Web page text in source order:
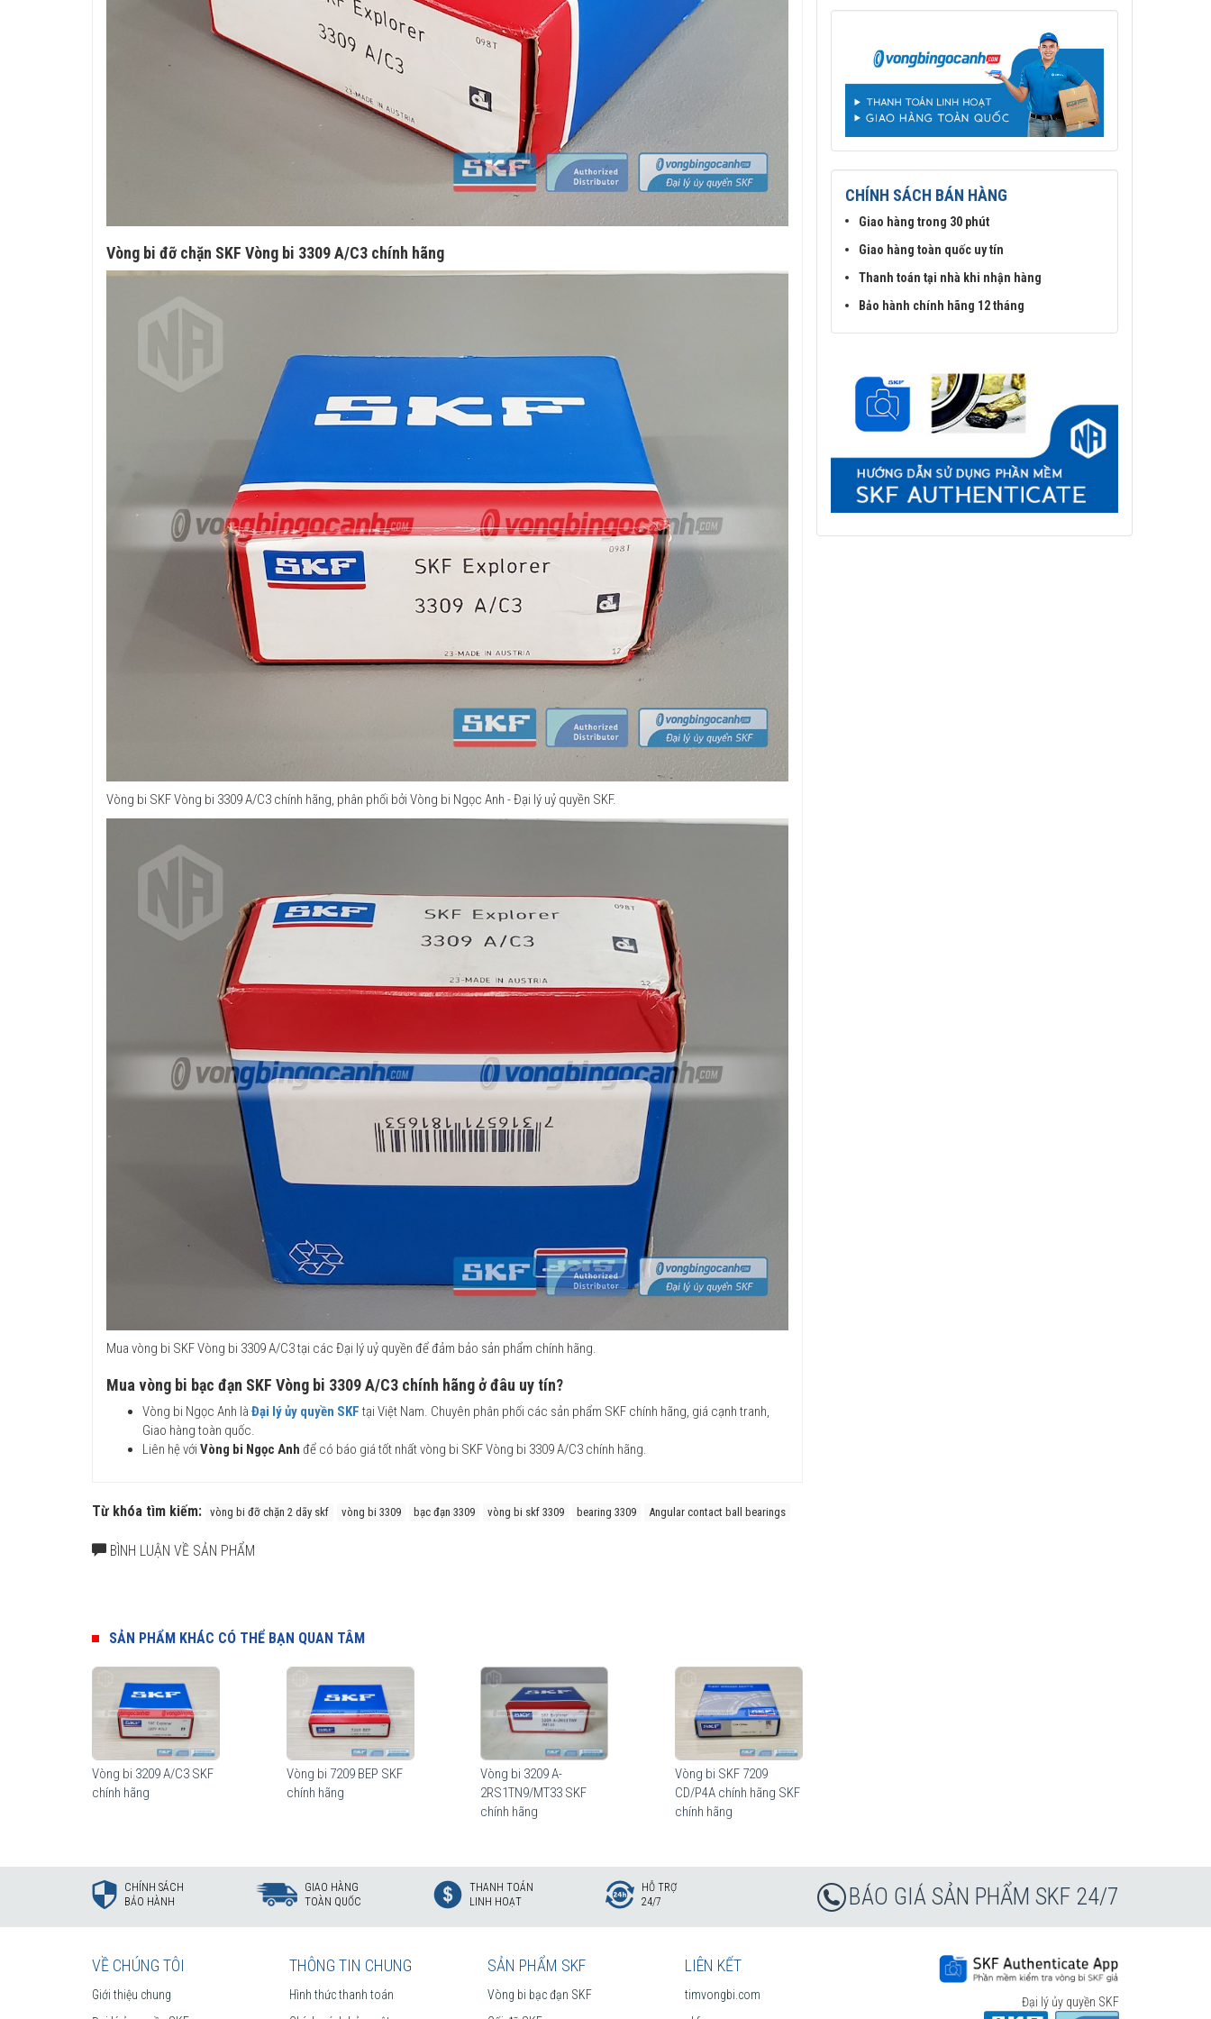
Vòng bi đỡ chặn SKF Vòng bi 3309 A/C3 chính hãng
Vòng bi SKF Vòng bi 3309 A/C3 chính hãng, phân phối bởi Vòng bi Ngọc Anh - Đại lý uỷ quyền SKF.
Mua vòng bi SKF Vòng bi 3309 A/C3 tại các Đại lý uỷ quyền để đảm bảo sản phẩm chính hãng.
Mua vòng bi bạc đạn SKF Vòng bi 3309 A/C3 chính hãng ở đâu uy tín?
Vòng bi Ngọc Anh là Đại lý ủy quyền SKF tại Việt Nam. Chuyên phân phối các sản phẩm SKF chính hãng, giá cạnh tranh,
Giao hàng toàn quốc.
Liên hệ với Vòng bi Ngọc Anh để có báo giá tốt nhất vòng bi SKF Vòng bi 3309 A/C3 chính hãng.
Từ khóa tìm kiếm: vòng bi đỡ chặn 2 dãy skf vòng bi 3309 bạc đạn 3309 vòng bi skf 3309 bearing 3309 Angular contact ball bearings
BÌNH LUẬN VỀ SẢN PHẨM
SẢN PHẨM KHÁC CÓ THỂ BẠN QUAN TÂM
Vòng bi 3209 A/C3 SKF
chính hãng
Vòng bi 7209 BEP SKF
chính hãng
Vòng bi 3209 A-
2RS1TN9/MT33 SKF
chính hãng
Vòng bi SKF 7209
CD/P4A chính hãng SKF
chính hãng
CHÍNH SÁCH BÁN HÀNG
Giao hàng trong 30 phút
Giao hàng toàn quốc uy tín
Thanh toán tại nhà khi nhận hàng
Bảo hành chính hãng 12 tháng
CHÍNH SÁCH
BẢO HÀNH
GIAO HÀNG
TOÀN QUỐC
THANH TOÁN
LINH HOẠT
HỖ TRỢ
24/7
BÁO GIÁ SẢN PHẨM SKF 24/7
VỀ CHÚNG TÔI
Giới thiệu chung
THÔNG TIN CHUNG
Hình thức thanh toán
SẢN PHẨM SKF
Vòng bi bạc đạn SKF
LIÊN KẾT
timvongbi.com
Đại lý ủy quyền SKF